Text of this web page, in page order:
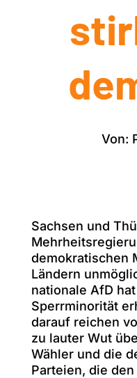
Von:
Sachsen und
demokratischen
Ländern
nationale AfD
Sperrminorität
darauf reichen
zu lauter Wut
Wähler und die
Parteien, die